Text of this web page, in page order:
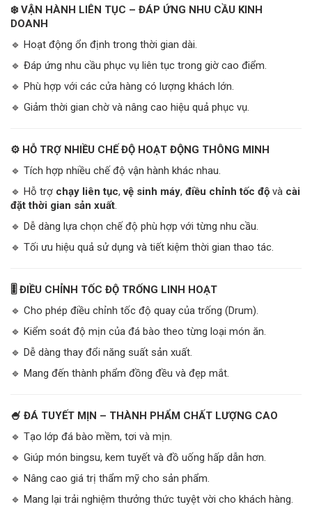
❄️ VẬN HÀNH LIÊN TỤC – ĐÁP ỨNG NHU CẦU KINH
DOANH
🔹 Hoạt động ổn định trong thời gian dài.
🔹 Đáp ứng nhu cầu phục vụ liên tục trong giờ cao điểm.
🔹 Phù hợp với các cửa hàng có lượng khách lớn.
🔹 Giảm thời gian chờ và nâng cao hiệu quả phục vụ.
⚙️ HỖ TRỢ NHIỀU CHẾ ĐỘ HOẠT ĐỘNG THÔNG MINH
🔹 Tích hợp nhiều chế độ vận hành khác nhau.
🔹 Hỗ trợ chạy liên tục,vệ sinh máy, điều chỉnh tốc độ và cài
đặt thời gian sản xuất.
🔹 Dễ dàng lựa chọn chế độ phù hợp với từng nhu cầu.
🔹 Tối ưu hiệu quả sử dụng và tiết kiệm thời gian thao tác.
🎚️ ĐIỀU CHỈNH TỐC ĐỘ TRỐNG LINH HOẠT
🔹 Cho phép điều chỉnh tốc độ quay của trống (Drum).
🔹 Kiểm soát độ mịn của đá bào theo từng loại món ăn.
🔹 Dễ dàng thay đổi năng suất sản xuất.
🔹 Mang đến thành phẩm đồng đều và đẹp mắt.
🍧 ĐÁ TUYẾT MỊN – THÀNH PHẨM CHẤT LƯỢNG CAO
🔹 Tạo lớp đá bào mềm, tơi và mịn.
🔹 Giúp món bingsu, kem tuyết và đồ uống hấp dẫn hơn.
🔹 Nâng cao giá trị thẩm mỹ cho sản phẩm.
🔹 Mang lại trải nghiệm thưởng thức tuyệt vời cho khách hàng.